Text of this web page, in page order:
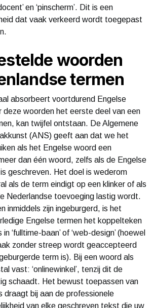
en ‘pinscherm’. Dit is een
dat vaak verkeerd wordt toegepast
woorden
termen
absorbeert voortdurend Engelse
deze woorden het eerste deel van een
kan twijfel ontstaan. De Algemene
(ANS) geeft aan dat we het
als het Engelse woord een
dan één woord, zelfs als de Engelse
geschreven. Het doel is wederom
als de term eindigt op een klinker of als
Nederlandse toevoeging lastig wordt.
inmiddels zijn ingeburgerd, is het
Engelse termen het koppelteken
‘fulltime-baan’ of ‘web-design’ (hoewel
zonder streep wordt geaccepteerd
term is). Bij een woord als
vast: ‘onlinewinkel’, tenzij dit de
schaadt. Het bewust toepassen van
draagt bij aan de professionele
van elke geschreven tekst die uw